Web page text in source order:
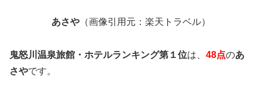
あさや （画像引用元：楽天トラベル）
鬼怒川温泉旅館・ホテルランキング第１位は、 48点のあ
さやです。